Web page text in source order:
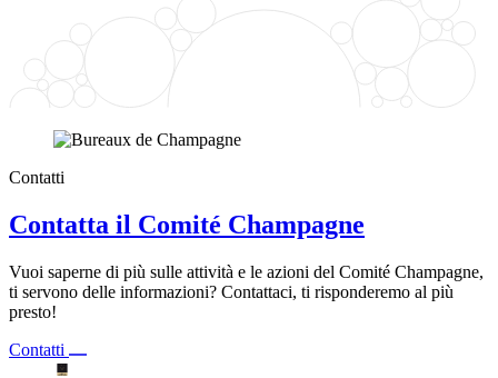
Contatti
Contatta il Comité Champagne
Vuoi saperne di più sulle attività e le azioni del Comité Champagne,
ti servono delle informazioni? Contattaci, ti risponderemo al più
presto!
Contatti